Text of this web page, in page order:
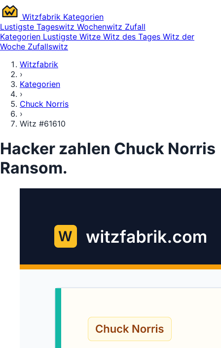
Witzfabrik Kategorien
Lustigste Tageswitz Wochenwitz Zufall
Kategorien Lustigste Witze Witz des Tages Witz der
Woche Zufallswitz
Witzfabrik
›
Kategorien
›
Chuck Norris
›
Witz #61610
Hacker zahlen Chuck Norris
Ransom.